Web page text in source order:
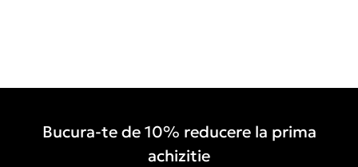
Bucura-te de 10% reducere la prima
achizitie